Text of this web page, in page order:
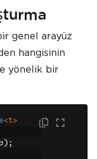
genel arayüz
hangisinin
yönelik bir
<t>
);